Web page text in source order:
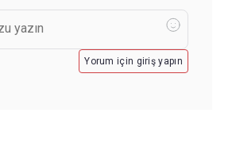
Yorum için giriş yapın